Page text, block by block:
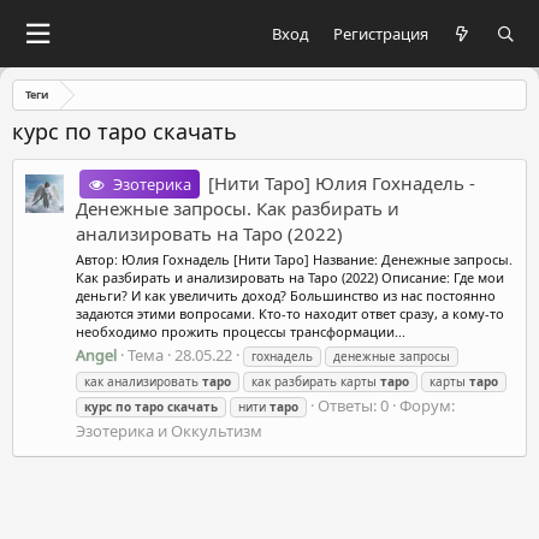
Вход Регистрация
Теги
курс по таро скачать
Эзотерика
[Нити Таро] Юлия Гохнадель -
Денежные запросы. Как разбирать и
анализировать на Таро (2022)
Автор: Юлия Гохнадель [Нити Таро] Название: Денежные запросы.
Как разбирать и анализировать на Таро (2022) Описание: Где мои
деньги? И как увеличить доход? Большинство из нас постоянно
задаются этими вопросами. Кто-то находит ответ сразу, а кому-то
необходимо прожить процессы трансформации...
Angel Тема 28.05.22 гохнадель
денежные запросы
как анализировать таро как разбирать карты таро карты таро
курс по таро скачать нити таро Ответы: 0 Форум:
Эзотерика и Оккультизм